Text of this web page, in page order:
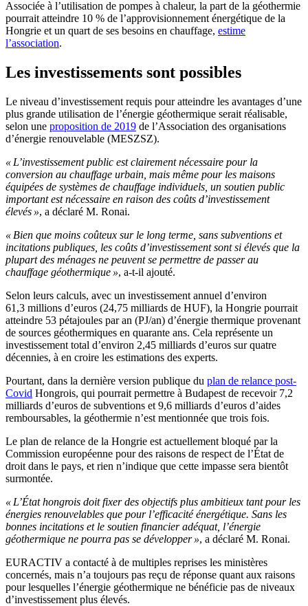
Associée à l’utilisation de pompes à chaleur, la part de la géothermie
pourrait atteindre 10 % de l’approvisionnement énergétique de la
Hongrie et un quart de ses besoins en chauffage, estime
l’association.
Les investissements sont possibles
Le niveau d’investissement requis pour atteindre les avantages d’une
plus grande utilisation de l’énergie géothermique serait réalisable,
selon une proposition de 2019 de l’Association des organisations
d’énergie renouvelable (MESZSZ).
« L’investissement public est clairement nécessaire pour la
conversion au chauffage urbain, mais même pour les maisons
équipées de systèmes de chauffage individuels, un soutien public
important est nécessaire en raison des coûts d’investissement
élevés », a déclaré M. Ronai.
« Bien que moins coûteux sur le long terme, sans subventions et
incitations publiques, les coûts d’investissement sont si élevés que la
plupart des ménages ne peuvent se permettre de passer au
chauffage géothermique », a-t-il ajouté.
Selon leurs calculs, avec un investissement annuel d’environ
61,3 millions d’euros (24,75 milliards de HUF), la Hongrie pourrait
atteindre 53 pétajoules par an (PJ/an) d’énergie thermique provenant
de sources géothermiques en quarante ans. Cela représente un
investissement total d’environ 2,45 milliards d’euros sur quatre
décennies, à en croire les estimations des experts.
Pourtant, dans la dernière version publique du plan de relance post-
Covid Hongrois, qui pourrait permettre à Budapest de recevoir 7,2
milliards d’euros de subventions et 9,6 milliards d’euros d’aides
remboursables, la géothermie n’est mentionnée que trois fois.
Le plan de relance de la Hongrie est actuellement bloqué par la
Commission européenne pour des raisons de respect de l’État de
droit dans le pays, et rien n’indique que cette impasse sera bientôt
surmontée.
« L’État hongrois doit fixer des objectifs plus ambitieux tant pour les
énergies renouvelables que pour l’efficacité énergétique. Sans les
bonnes incitations et le soutien financier adéquat, l’énergie
géothermique ne pourra pas se développer », a déclaré M. Ronai.
EURACTIV a contacté à de multiples reprises les ministères
concernés, mais n’a toujours pas reçu de réponse quant aux raisons
pour lesquelles l’énergie géothermique ne bénéficie pas de niveaux
d’investissement plus élevés.